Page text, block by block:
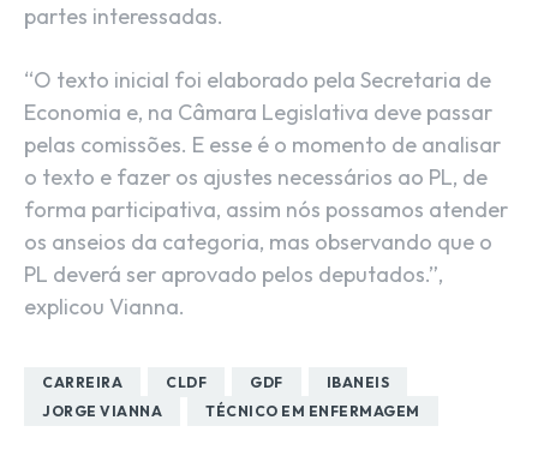
partes interessadas.
“O texto inicial foi elaborado pela Secretaria de
Economia e, na Câmara Legislativa deve passar
pelas comissões. E esse é o momento de analisar
o texto e fazer os ajustes necessários ao PL, de
forma participativa, assim nós possamos atender
os anseios da categoria, mas observando que o
PL deverá ser aprovado pelos deputados.”,
explicou Vianna.
CARREIRA CLDF GDF
IBANEIS
JORGE VIANNA
TÉCNICO EM ENFERMAGEM